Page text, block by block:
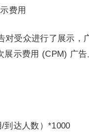
费用
对受众进行了展示，
展示费用 (CPM) 广
到达人数）*1000